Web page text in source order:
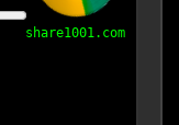
share1001.com